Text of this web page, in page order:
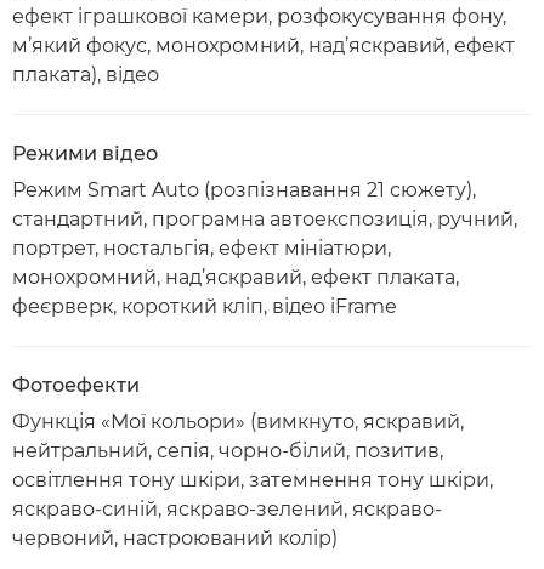
ефект іграшкової камери, розфокусування фону,
м’який фокус, монохромний, над’яскравий, ефект
плаката), відео
Режими відео
Режим Smart Auto (розпізнавання 21 сюжету),
стандартний, програмна автоекспозиція, ручний,
портрет, ностальгія, ефект мініатюри,
монохромний, над’яскравий, ефект плаката,
феєрверк, короткий кліп, відео iFrame
Фотоефекти
Функція «Мої кольори» (вимкнуто, яскравий,
нейтральний, сепія, чорно-білий, позитив,
освітлення тону шкіри, затемнення тону шкіри,
яскраво-синій, яскраво-зелений, яскраво-
червоний, настроюваний колір)